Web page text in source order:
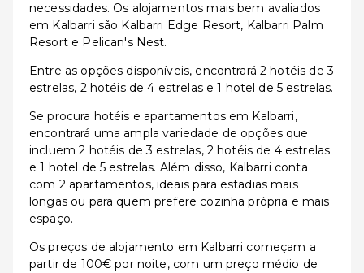
necessidades. Os alojamentos mais bem avaliados
em Kalbarri são Kalbarri Edge Resort, Kalbarri Palm
Resort e Pelican's Nest.
Entre as opções disponíveis, encontrará 2 hotéis de 3
estrelas, 2 hotéis de 4 estrelas e 1 hotel de 5 estrelas.
Se procura hotéis e apartamentos em Kalbarri,
encontrará uma ampla variedade de opções que
incluem 2 hotéis de 3 estrelas, 2 hotéis de 4 estrelas
e 1 hotel de 5 estrelas. Além disso, Kalbarri conta
com 2 apartamentos, ideais para estadias mais
longas ou para quem prefere cozinha própria e mais
espaço.
Os preços de alojamento em Kalbarri começam a
partir de 100€ por noite, com um preço médio de